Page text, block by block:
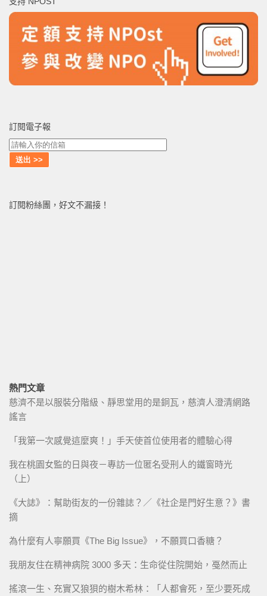
字:
訂閱電子報
訂閱粉絲團，好文不漏接！
熱門文章
慈濟不是以服裝分階級、靜思堂用的是銅瓦，慈濟人澄清網路
謠言
「我第一次感覺這麼爽！」手天使首位使用者的體驗心得
我在桃園女監的日與夜－專訪一位匿名受刑人的鐵窗時光
（上）
《大誌》：幫助街友的一份雜誌？／《社企是門好生意？》書
摘
為什麼有人寧願買《The Big Issue》，不願買口香糖？
我朋友住在精神病院 3000 多天：生命從住院開始，戞然而止
搖滾一生、充實又狼狽的樹木希林：「人都會死，至少要死成